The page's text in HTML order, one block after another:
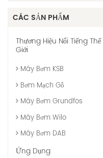
CÁC SẢN PHẨM
Thương Hiệu Nổi Tiếng Thế
Giới
Máy Bơm KSB
Bơm Mạch Gỗ
Máy Bơm Grundfos
Máy Bơm Wilo
Máy Bơm DAB
Ứng Dụng